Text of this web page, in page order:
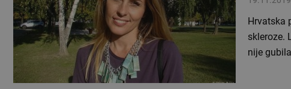
Hrvatska
skleroze.
nije